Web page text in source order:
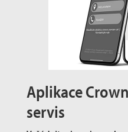
Aplikace
servis